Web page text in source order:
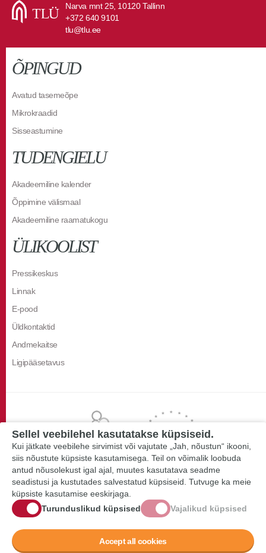
Narva mnt 25, 10120 Tallinn
+372 640 9101
tlu@tlu.ee
ÕPINGUD
Avatud tasemeõpe
Mikrokraadid
Sisseastumine
TUDENGIELU
Akadeemiline kalender
Õppimine välismaal
Akadeemiline raamatukogu
ÜLIKOOLIST
Pressikeskus
Linnak
E-pood
Üldkontaktid
Andmekaitse
Ligipääsetavus
Sellel veebilehel kasutatakse küpsiseid.
Kui jätkate veebilehe sirvimist või vajutate „Jah, nõustun“ ikooni,
siis nõustute küpsiste kasutamisega. Teil on võimalik loobuda
antud nõusolekust igal ajal, muutes kasutatava seadme
seadistusi ja kustutades salvestatud küpsiseid. Tutvuge ka meie
küpsiste kasutamise eeskirjaga.
Turunduslikud küpsised
Vajalikud küpsised
Accept all cookies